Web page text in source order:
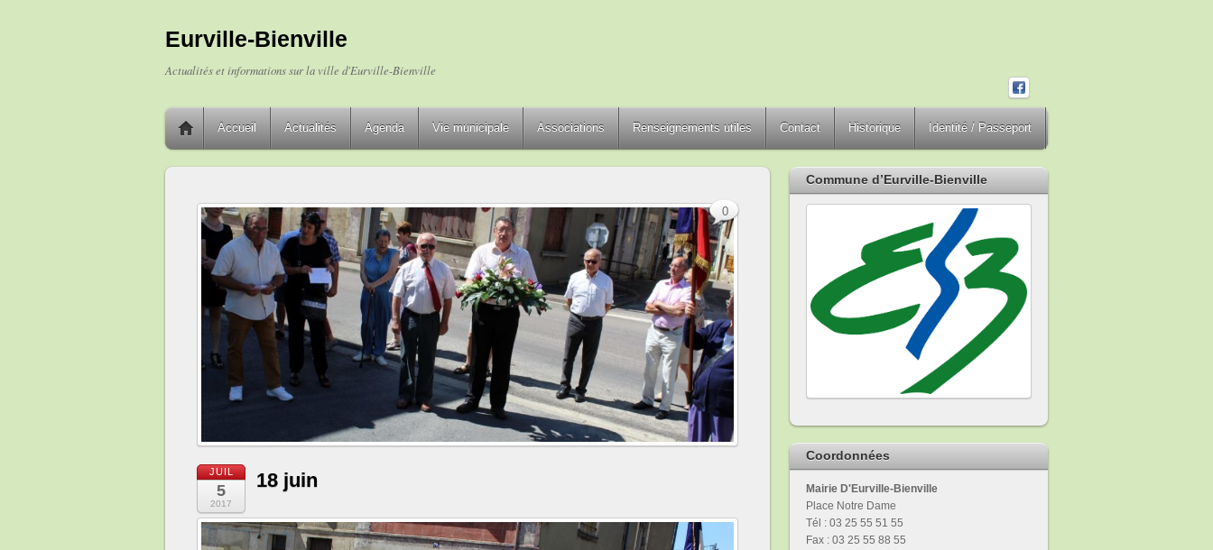
Eurville-Bienville
Actualités et informations sur la ville d'Eurville-Bienville
Accueil Actualités Agenda Vie municipale Associations Renseignements utiles Contact Historique Identité / Passeport
JUIL
5
2017
18 juin
0
Commune d’Eurville-Bienville
Coordonnées
Mairie D'Eurville-Bienville
Place Notre Dame
Tél : 03 25 55 51 55
Fax : 03 25 55 88 55